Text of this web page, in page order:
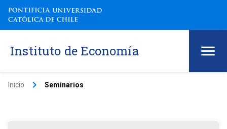
Instituto de Economía
Inicio keyboard_arrow_right Seminarios